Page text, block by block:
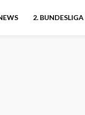
2. BUNDESLIGA